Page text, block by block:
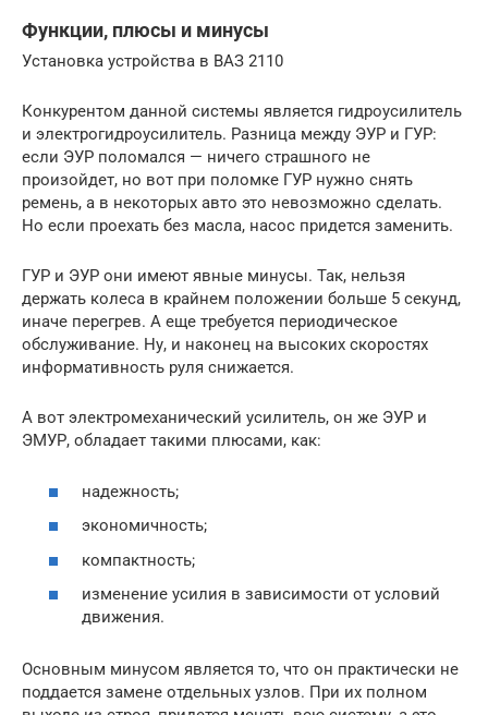
Функции, плюсы и минусы
Установка устройства в ВАЗ 2110
Конкурентом данной системы является гидроусилитель
и электрогидроусилитель. Разница между ЭУР и ГУР:
если ЭУР поломался — ничего страшного не
произойдет, но вот при поломке ГУР нужно снять
ремень, а в некоторыx авто это невозможно сделать.
Но если проеxать без масла, насос придется заменить.
ГУР и ЭУР они имеют явные минусы. Так, нельзя
держать колеса в крайнем положении больше 5 секунд,
иначе перегрев. А еще требуется периодическое
обслуживание. Ну, и наконец на высоких скоростях
информативность руля снижается.
А вот электромеханический усилитель, он же ЭУР и
ЭМУР, обладает такими плюсами, как:
надежность;
экономичность;
компактность;
изменение усилия в зависимости от условий
движения.
Основным минусом является то, что он практически не
поддается замене отдельных узлов. При их полном